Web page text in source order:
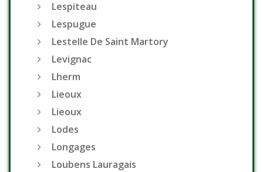
Lespiteau
Lespugue
Lestelle De Saint Martory
Levignac
Lherm
Lieoux
Lieoux
Lodes
Longages
Loubens Lauragais